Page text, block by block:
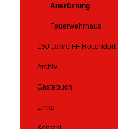
Ausrüstung
Feuerwehrhaus
150 Jahre FF Rottendorf
Archiv
Gästebuch
Links